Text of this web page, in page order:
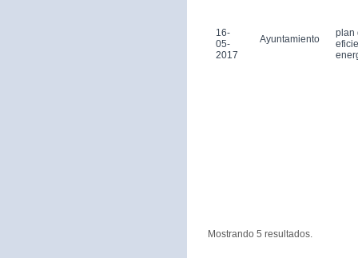
16-
05-
2017
Ayuntamiento
plan
Mostrando 5 resultados.